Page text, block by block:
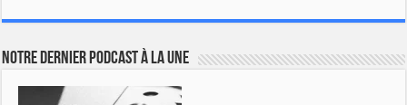
Notre dernier podcast à la une